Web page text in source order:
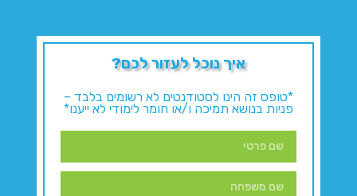
איך נוכל לעזור לכם?
*טופס זה הינו לסטודנטים לא רשומים בלבד –
פניות בנושא תמיכה ו/או חומר לימודי לא ייענו*